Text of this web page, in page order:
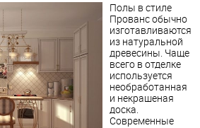
Полы в стиле
Провансобычно
изготавливаются
из натуральной
древесины. Чаще
всего в отделке
используется
необработанная
и некрашеная
доска.
Современные